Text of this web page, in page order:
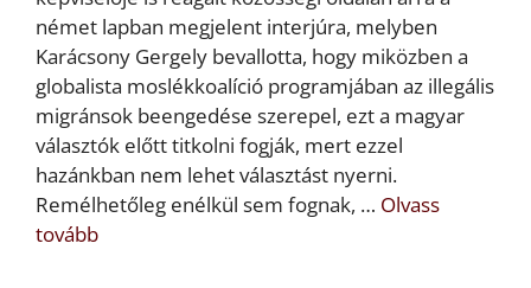
német lapban megjelent interjúra, melyben
Karácsony Gergely bevallotta, hogy miközben a
globalista moslékkoalíció programjában az illegális
migránsok beengedése szerepel, ezt a magyar
választók előtt titkolni fogják, mert ezzel
hazánkban nem lehet választást nyerni.
Remélhetőleg enélkül sem fognak, … Olvass
tovább